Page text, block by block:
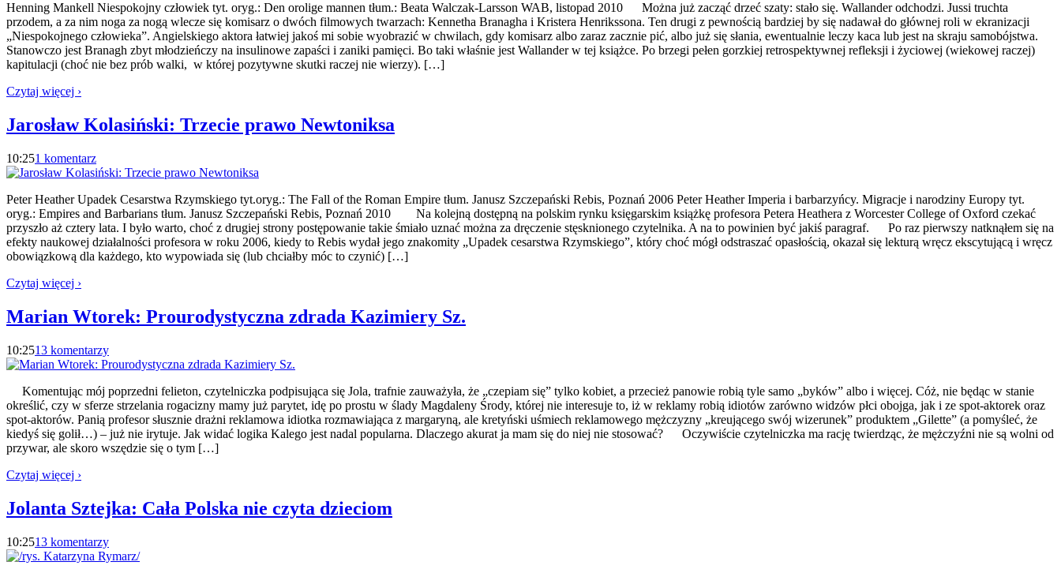
Henning Mankell Niespokojny człowiek tyt. oryg.: Den orolige mannen tłum.: Beata Walczak-Larsson WAB, listopad 2010 Można już zacząć drzeć szaty: stało się. Wallander odchodzi. Jussi truchta
przodem, a za nim noga za nogą wlecze się komisarz o dwóch filmowych twarzach: Kennetha Branagha i Kristera Henrikssona. Ten drugi z pewnością bardziej by się nadawał do głównej roli w ekranizacji
„Niespokojnego człowieka”. Angielskiego aktora łatwiej jakoś mi sobie wyobrazić w chwilach, gdy komisarz albo zaraz zacznie pić, albo już się słania, ewentualnie leczy kaca lub jest na skraju samobójstwa.
Stanowczo jest Branagh zbyt młodzieńczy na insulinowe zapaści i zaniki pamięci. Bo taki właśnie jest Wallander w tej książce. Po brzegi pełen gorzkiej retrospektywnej refleksji i życiowej (wiekowej raczej)
kapitulacji (choć nie bez prób walki, w której pozytywne skutki raczej nie wierzy). […]
Czytaj więcej ›
Jarosław Kolasiński: Trzecie prawo Newtoniksa
10:251 komentarz
Peter Heather Upadek Cesarstwa Rzymskiego tyt.oryg.: The Fall of the Roman Empire tłum. Janusz Szczepański Rebis, Poznań 2006 Peter Heather Imperia i barbarzyńcy. Migracje i narodziny Europy tyt.
oryg.: Empires and Barbarians tłum. Janusz Szczepański Rebis, Poznań 2010 Na kolejną dostępną na polskim rynku księgarskim książkę profesora Petera Heathera z Worcester College of Oxford czekać
przyszło aż cztery lata. I było warto, choć z drugiej strony postępowanie takie śmiało uznać można za dręczenie stęsknionego czytelnika. A na to powinien być jakiś paragraf. Po raz pierwszy natknąłem się na
efekty naukowej działalności profesora w roku 2006, kiedy to Rebis wydał jego znakomity „Upadek cesarstwa Rzymskiego”, który choć mógł odstraszać opasłością, okazał się lekturą wręcz ekscytującą i wręcz
obowiązkową dla każdego, kto wypowiada się (lub chciałby móc to czynić) […]
Czytaj więcej ›
Marian Wtorek: Prourodystyczna zdrada Kazimiery Sz.
10:2513 komentarzy
Komentując mój poprzedni felieton, czytelniczka podpisująca się Jola, trafnie zauważyła, że „czepiam się” tylko kobiet, a przecież panowie robią tyle samo „byków” albo i więcej. Cóż, nie będąc w stanie
określić, czy w sferze strzelania rogacizny mamy już parytet, idę po prostu w ślady Magdaleny Środy, której nie interesuje to, iż w reklamy robią idiotów zarówno widzów płci obojga, jak i ze spot-aktorek oraz
spot-aktorów. Panią profesor słusznie drażni reklamowa idiotka rozmawiająca z margaryną, ale kretyński uśmiech reklamowego mężczyzny „kreującego swój wizerunek” produktem „Gilette” (a pomyśleć, że
kiedyś się golił…) – już nie irytuje. Jak widać logika Kalego jest nadal popularna. Dlaczego akurat ja mam się do niej nie stosować? Oczywiście czytelniczka ma rację twierdząc, że mężczyźni nie są wolni od
przywar, ale skoro wszędzie się o tym […]
Czytaj więcej ›
Jolanta Sztejka: Cała Polska nie czyta dzieciom
10:2513 komentarzy